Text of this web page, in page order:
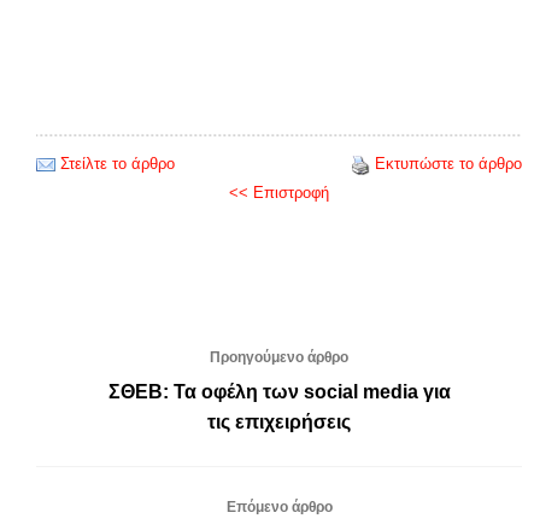
Στείλτε το άρθρο
Εκτυπώστε το άρθρο
<< Επιστροφή
Προηγούμενο άρθρο
ΣΘΕΒ: Τα οφέλη των social media για
τις επιχειρήσεις
Επόμενο άρθρο